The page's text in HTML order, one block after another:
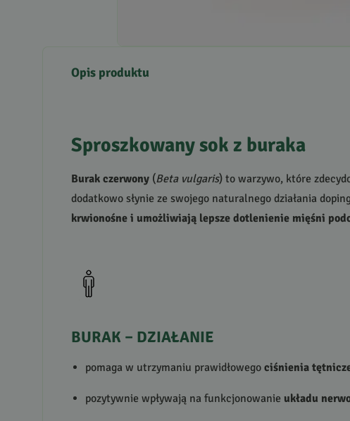
Opis produktu
Sproszkowany sok z buraka
Burak czerwony (Beta vulgaris) to warzywo, które
dodatkowo słynie ze swojego naturalnego działania
krwionośne i umożliwiają lepsze dotlenienie mięśni
BURAK – DZIAŁANIE
pomaga w utrzymaniu prawidłowego ciśnienia
pozytywnie wpływają na funkcjonowanie układu